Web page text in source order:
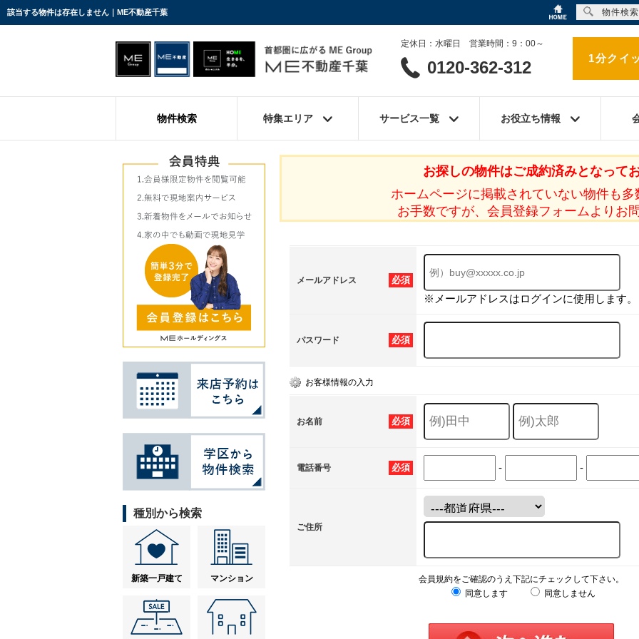
該当する物件は存在しません｜ME不動産千葉
定休日：水曜日 営業時間：9：00～
0120-362-312 1分クイ
物件検索 特集エリア サービス一覧 お役立ち情報
お探しの物件はご成約済みとなってお
ホームページに掲載されていない物件も多
お手数ですが、会員登録フォームよりお
必須
メールアドレス
※メールアドレスはログインに使用します。
必須
パスワード
お客様情報の入力
必須
お名前
必須
電話番号 - -
ご住所
会員規約をご確認のうえ下記にチェックして下さい。
同意します
同意しません
種別から検索
新築一戸建て マンション
物件検索